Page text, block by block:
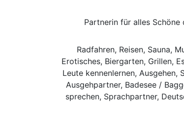
Partnerin für alles Schöne
Radfahren, Reisen, Sauna,
Erotisches, Biergarten, Grillen,
Leute kennenlernen, Ausgehen,
Ausgehpartner, Badesee /
sprechen, Sprachpartner,